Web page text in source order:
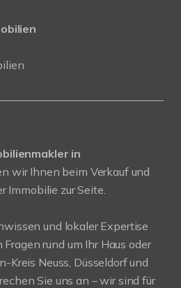
in
wir Ihnen beim Verkauf und
Immobilie zur Seite.
und lokaler Expertise
rund um Ihr Haus oder
Kreis Neuss, Düsseldorf und
Sie uns an – wir sind für